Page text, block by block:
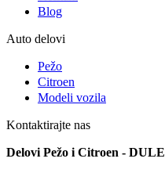
Blog
Auto delovi
Pežo
Citroen
Modeli vozila
Kontaktirajte nas
Delovi Pežo i Citroen - DULE